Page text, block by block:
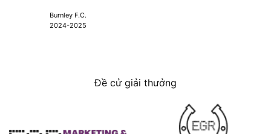
Burnley F.C.
2024-2025
Đề cử giải thưởng